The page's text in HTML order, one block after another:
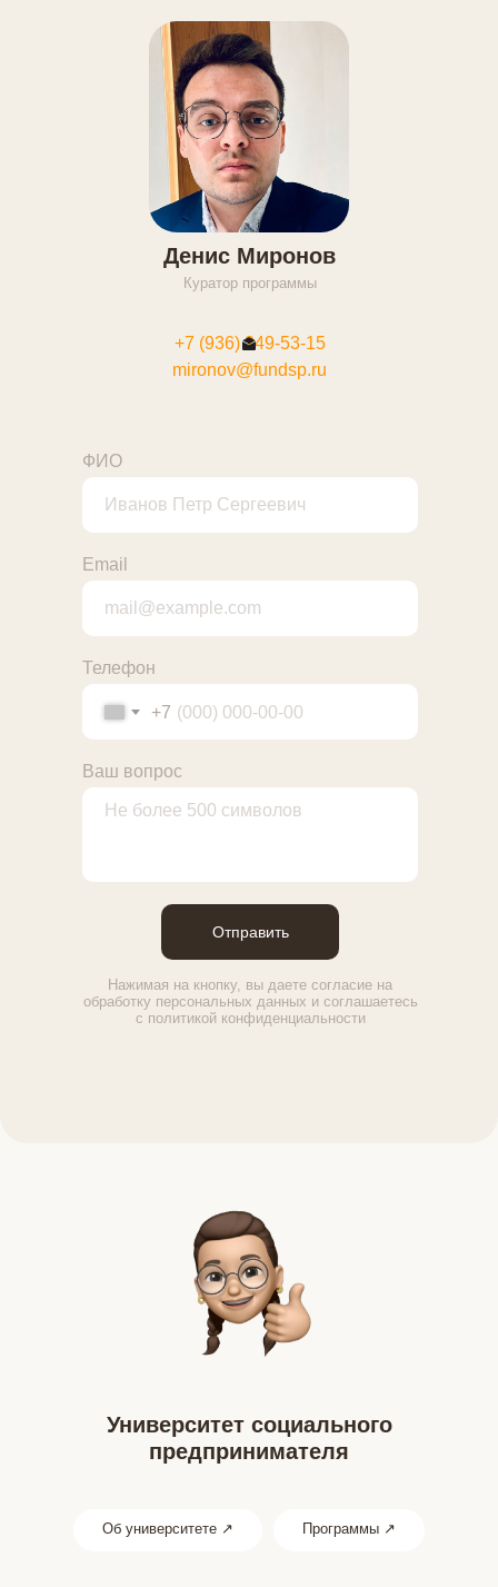
Денис Миронов
Куратор программы
+7 (936) 249-53-15
mironov@fundsp.ru
ФИО
Email
Телефон
+7
Ваш вопрос
Отправить
Нажимая на кнопку, вы даете согласие на
обработку персональных данных и соглашаетесь
c политикой конфиденциальности
Университет социального
предпринимателя
Об университете ↗ Программы ↗